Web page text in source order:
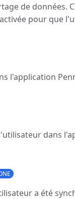
de données.
pour que
l'application
dans
a été